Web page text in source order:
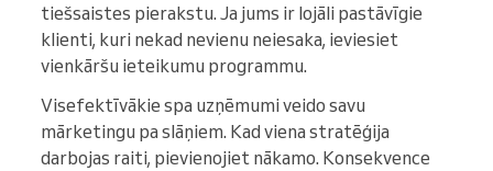
tiešsaistes pierakstu. Ja jums ir lojāli pastāvīgie
klienti, kuri nekad nevienu neiesaka, ieviesiet
vienkāršu ieteikumu programmu.
Visefektīvākie spa uzņēmumi veido savu
mārketingu pa slāņiem. Kad viena stratēģija
darbojas raiti, pievienojiet nākamo. Konsekvence